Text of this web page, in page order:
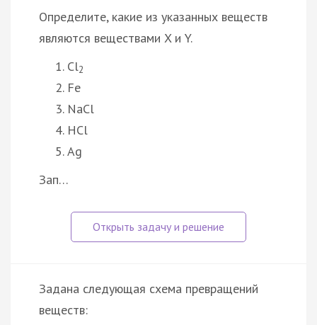
Определите, какие из указанных веществ
являются веществами X и Y.
Cl2
Fe
NaCl
HCl
Ag
Зап…
Задана следующая схема превращений
веществ: